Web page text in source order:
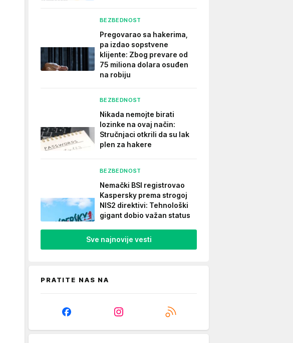
BEZBEDNOST
Pregovarao sa hakerima,
pa izdao sopstvene
klijente: Zbog prevare od
75 miliona dolara osuđen
na robiju
BEZBEDNOST
Nikada nemojte birati
lozinke na ovaj način:
Stručnjaci otkrili da su lak
plen za hakere
BEZBEDNOST
Nemački BSI registrovao
Kaspersky prema strogoj
NIS2 direktivi: Tehnološki
gigant dobio važan status
Sve najnovije vesti
PRATITE NAS NA